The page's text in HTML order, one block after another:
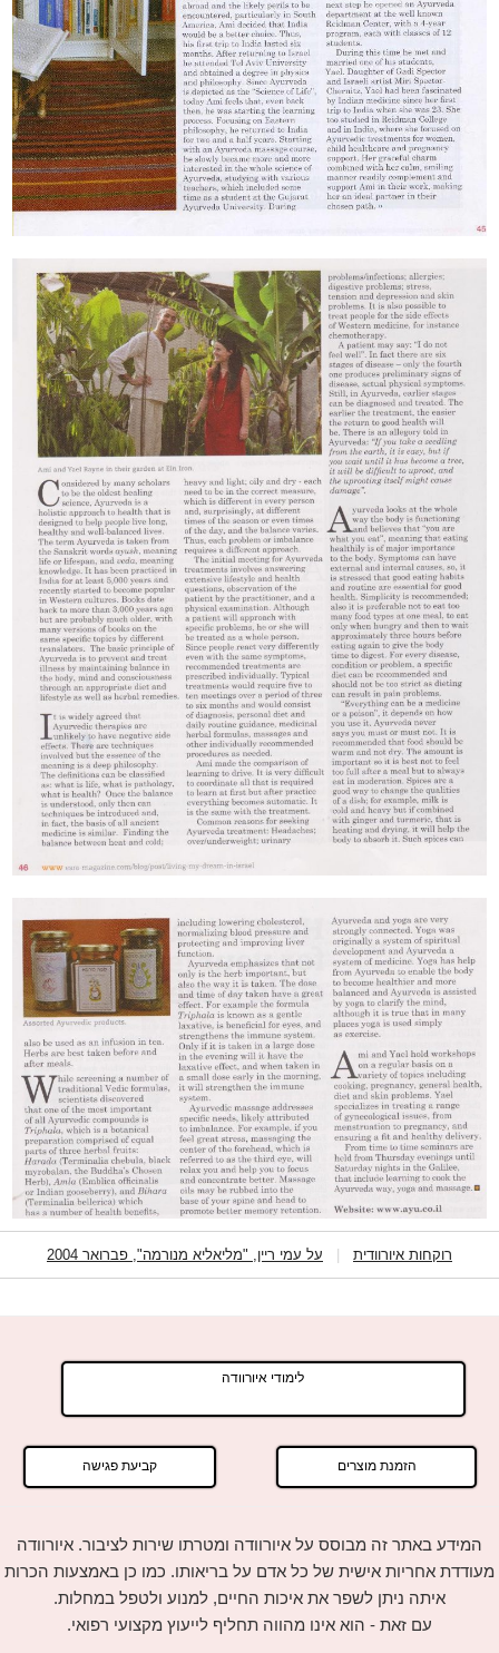
רוקחות איורוודית על עמי ריין, "מליאליא מנורמה", פברואר 2004
לימודי איורוודה
הזמנת מוצרים קביעת פגישה
המידע באתר זה מבוסס על איורוודה ומטרתו שירות לציבור. איורוודה
מעודדת אחריות אישית של כל אדם על בריאותו. כמו כן באמצעות הכרות
איתה ניתן לשפר את איכות החיים, למנוע ולטפל במחלות.
עם זאת - הוא אינו מהווה תחליף לייעוץ מקצועי רפואי.